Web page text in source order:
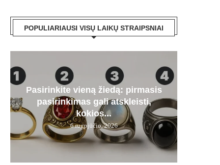
POPULIARIAUSI VISŲ LAIKŲ STRAIPSNIAI
Pasirinkite vieną žiedą: pirmasis
pasirinkimas gali atskleisti,
kokios...
6 rugpjūčio, 2026